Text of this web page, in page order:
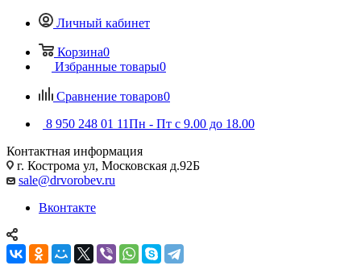
Личный кабинет
Корзина0
Избранные товары0
Сравнение товаров0
8 950 248 01 11Пн - Пт с 9.00 до 18.00
Контактная информация
г. Кострома ул, Московская д.92Б
sale@drvorobev.ru
Вконтакте